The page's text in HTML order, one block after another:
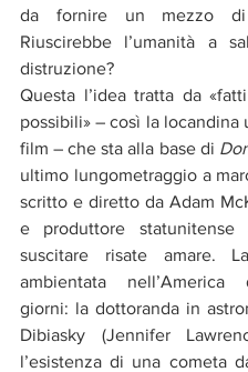
da fornire un mezzo di
Riuscirebbe l’umanità a
distruzione?
Questa l’idea tratta da
possibili» – così la locandina
film – che sta alla base di
ultimo lungometraggio a
scritto e diretto da Adam
e produttore statunitense
suscitare risate amare.
ambientata
giorni: la dottoranda in
Dibiasky (Jennifer
l’esistenza di una cometa